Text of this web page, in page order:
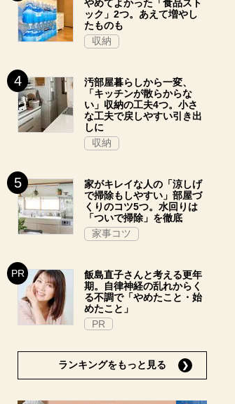
やめてよかった「食品スト
ック」2つ。あえて増やし
たものも
収納
汚部屋暮らしから一変、
「キッチンが散らからな
い」収納の工夫4つ。小さ
な工夫で戻しやすい引き出
しに
収納
家がキレイな人の「涼しげ
で掃除もしやすい」部屋づ
くりのコツ5つ。水回りは
「ついで掃除」を徹底
家事コツ
飯島直子さんと考える更年
期。自律神経の乱れからく
る不調で「やめたこと・始
めたこと」
PR
ランキングをもっと見る